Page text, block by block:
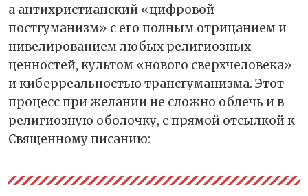
а антихристианский «цифровой
постгуманизм» с его полным отрицанием и
нивелированием любых религиозных
ценностей, культом «нового сверхчеловека»
и киберреальностью трансгуманизма. Этот
процесс при желании не сложно облечь и в
религиозную оболочку, с прямой отсылкой к
Священному писанию: